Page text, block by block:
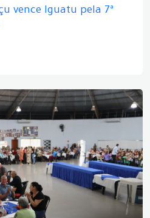
vence Iguatu pela 7ª